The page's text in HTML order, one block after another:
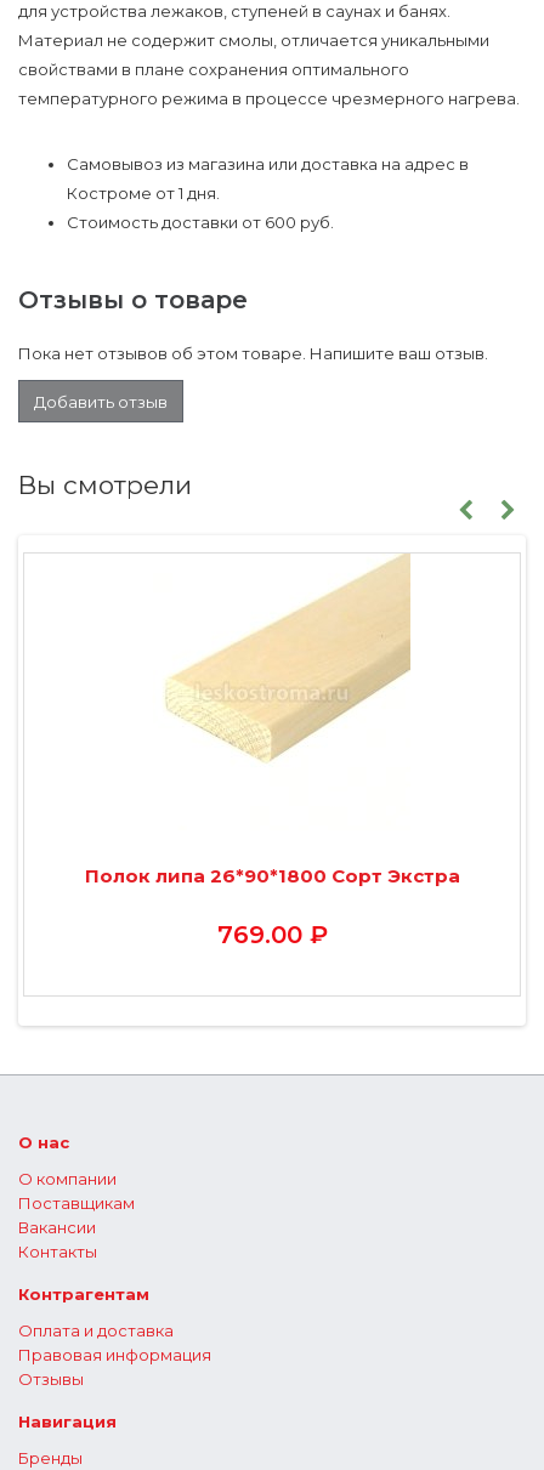
для устройства лежаков, ступеней в саунах и банях.
Материал не содержит смолы, отличается уникальными
свойствами в плане сохранения оптимального
температурного режима в процессе чрезмерного нагрева.
Самовывоз из магазина или доставка на адрес в
Костроме от 1 дня.
Стоимость доставки от 600 руб.
Отзывы о товаре
Пока нет отзывов об этом товаре. Напишите ваш отзыв.
Добавить отзыв
Вы смотрели
Полок липа 26*90*1800 Сорт Экстра
769.00 ₽
О нас
О компании
Поставщикам
Вакансии
Контакты
Контрагентам
Оплата и доставка
Правовая информация
Отзывы
Навигация
Бренды